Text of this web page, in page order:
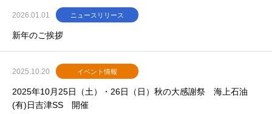
2026.01.01 ニュースリリース
新年のご挨拶
2025.10.20 イベント情報
2025年10月25日（土）・26日（日）秋の大感謝祭 海上石油
(有)日吉津SS 開催